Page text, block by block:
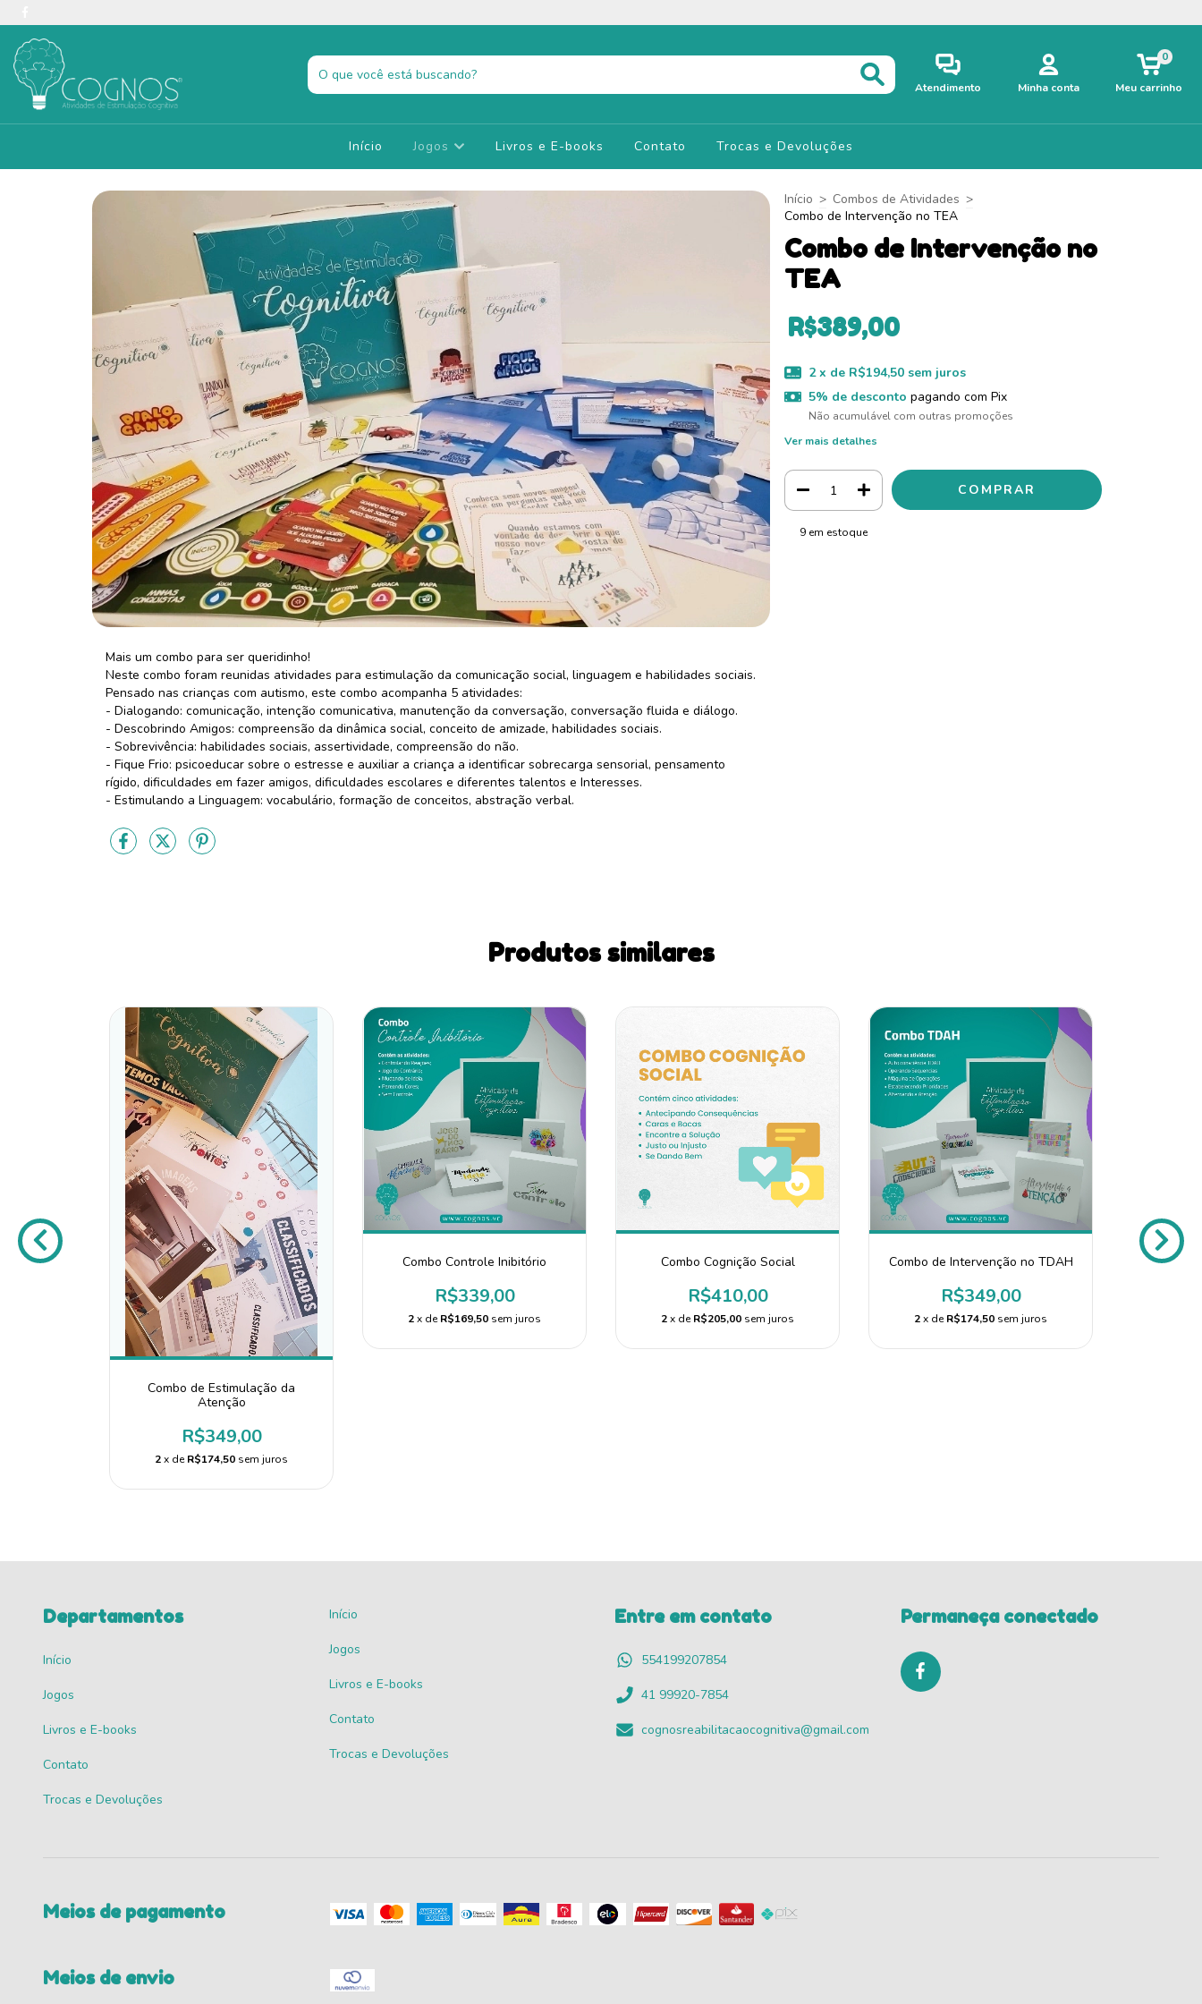
Atendimento Minha conta Meu carrinho
0
Início Jogos Livros e E-books Contato Trocas e Devoluções
Mais um combo para ser queridinho!
Neste combo foram reunidas atividades para estimulação da comunicação social, linguagem e habilidades sociais.
Pensado nas crianças com autismo, este combo acompanha 5 atividades:
- Dialogando: comunicação, intenção comunicativa, manutenção da conversação, conversação fluida e diálogo.
- Descobrindo Amigos: compreensão da dinâmica social, conceito de amizade, habilidades sociais.
- Sobrevivência: habilidades sociais, assertividade, compreensão do não.
- Fique Frio: psicoeducar sobre o estresse e auxiliar a criança a identificar sobrecarga sensorial, pensamento
rígido, dificuldades em fazer amigos, dificuldades escolares e diferentes talentos e Interesses.
- Estimulando a Linguagem: vocabulário, formação de conceitos, abstração verbal.
Início > Combos de Atividades >
Combo de Intervenção no TEA
Combo de Intervenção no
TEA
R$389,00
2 x de R$194,50 sem juros
5% de desconto pagando com Pix
Não acumulável com outras promoções
Ver mais detalhes
9 em estoque
Produtos similares
e
Combo de Estimulação da
Atenção
R$349,00
2x deR$174,50 sem juros
Combo Controle Inibitório
R$339,00
2x deR$169,50 sem juros
Combo Cognição Social
R$410,00
2x deR$205,00 sem juros
Combo de Intervenção no TDAH
R$349,00
2x deR$174,50 sem juros
Departamentos
Início
Jogos
Livros e E-books
Contato
Trocas e Devoluções
Início
Jogos
Livros e E-books
Contato
Trocas e Devoluções
Entre em contato
554199207854
41 99920-7854
cognosreabilitacaocognitiva@gmail.com
Permaneça conectado
Meios de pagamento
Meios de envio